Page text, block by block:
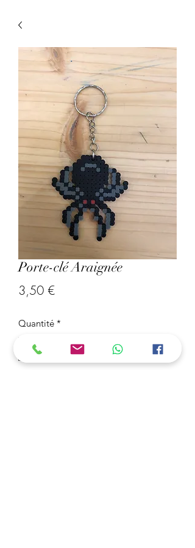
Porte-clé Araignée
3,50 €Prix
Quantité *